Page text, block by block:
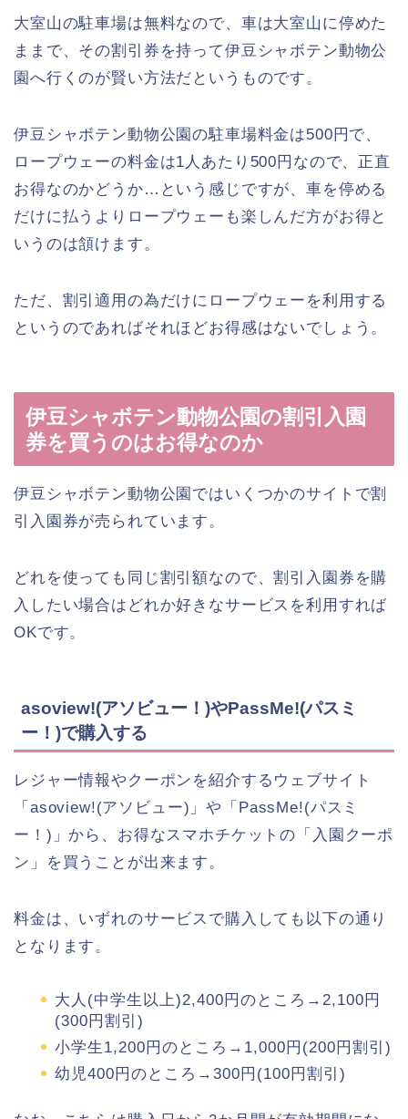
大室山の駐車場は無料なので、車は大室山に停めた
ままで、その割引券を持って伊豆シャボテン動物公
園へ行くのが賢い方法だというものです。
伊豆シャボテン動物公園の駐車場料金は500円で、
ロープウェーの料金は1人あたり500円なので、正直
お得なのかどうか…という感じですが、車を停める
だけに払うよりロープウェーも楽しんだ方がお得と
いうのは頷けます。
ただ、割引適用の為だけにロープウェーを利用する
というのであればそれほどお得感はないでしょう。
伊豆シャボテン動物公園の割引入園
券を買うのはお得なのか
伊豆シャボテン動物公園ではいくつかのサイトで割
引入園券が売られています。
どれを使っても同じ割引額なので、割引入園券を購
入したい場合はどれか好きなサービスを利用すれば
OKです。
asoview!(アソビュー！)やPassMe!(パスミ
ー！)で購入する
レジャー情報やクーポンを紹介するウェブサイト
「asoview!(アソビュー)」や「PassMe!(パスミ
ー！)」から、お得なスマホチケットの「入園クーポ
ン」を買うことが出来ます。
料金は、いずれのサービスで購入しても以下の通り
となります。
大人(中学生以上)2,400円のところ→2,100円
(300円割引)
小学生1,200円のところ→1,000円(200円割引)
幼児400円のところ→300円(100円割引)